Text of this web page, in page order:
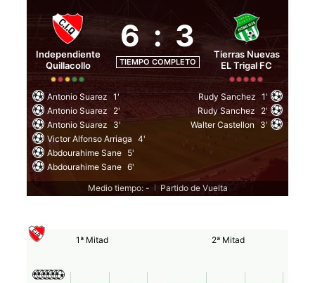
Independiente
Quillacollo
6 : 3
TIEMPO COMPLETO
Tierras Nuevas
EL Trigal FC
Antonio Suarez 1'
Antonio Suarez 2'
Antonio Suarez
3'
Victor Alfonso Arriaga 4'
Abdourahime Sane 5'
Abdourahime Sane 6'
Rudy Sanchez 1'
Rudy Sanchez 2'
Walter Castellon
3'
Medio tiempo: - Partido de Vuelta
1ª Mitad 2ª Mitad